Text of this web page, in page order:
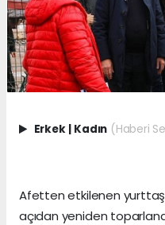
Erkek | Kadın (Haberi
Afetten etkilenen
açıdan yeniden